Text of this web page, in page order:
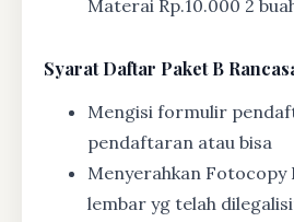
Materai Rp.10.000 2
SyaratDaftar Paket B
Mengisi formulir
pendaftaran atau bisa
Menyerahkan Fotocopy
lembar yg telah